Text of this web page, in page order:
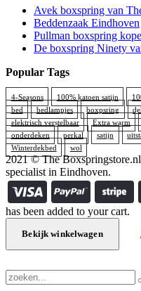
Avek boxspring van
Beddenzaak Eindhoven
Pullman boxspring
De boxspring Ninety
Popular Tags
4-Seasons 100% katoen satijn
bed
bedlampjes boxpsring
elektrisch verstelbaar
Extra warm
onderdeken
perkal satijn
Winterdekbed
wol
2021 © The
specialist in Eindhoven.
has been added to your cart.
Bekijk winkelwagen